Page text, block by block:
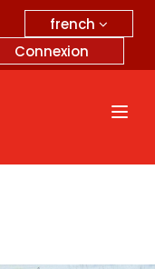
french
Connexion